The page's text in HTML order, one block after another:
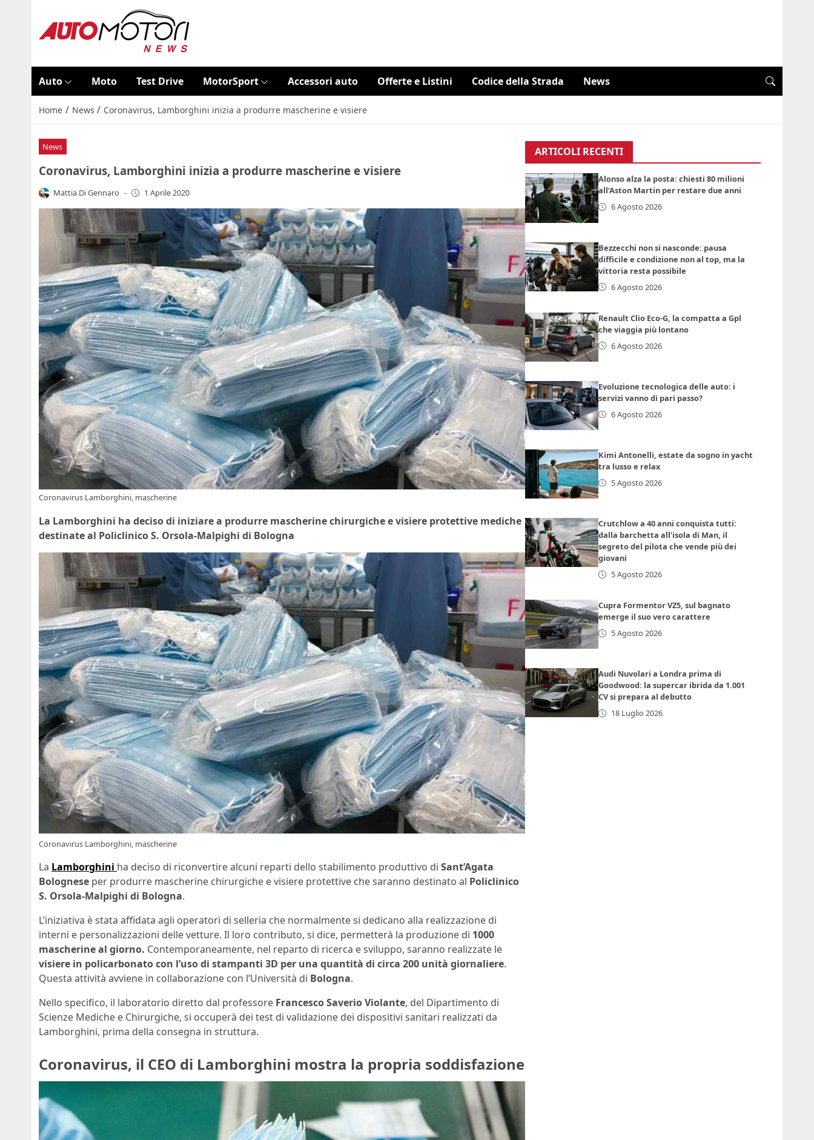
Auto Moto Test Drive MotorSport Accessori auto Offerte e Listini Codice della Strada News
Home / News / Coronavirus, Lamborghini inizia a produrre mascherine e visiere
News
Coronavirus, Lamborghini inizia a produrre mascherine e visiere
Mattia Di Gennaro - 1 Aprile 2020
Coronavirus Lamborghini, mascherine
La Lamborghini ha deciso di iniziare a produrre mascherine chirurgiche e visiere protettive mediche
destinate al Policlinico S. Orsola-Malpighi di Bologna
Coronavirus Lamborghini, mascherine
La Lamborghini ha deciso di riconvertire alcuni reparti dello stabilimento produttivo di Sant’Agata
Bolognese per produrre mascherine chirurgiche e visiere protettive che saranno destinato al Policlinico
S. Orsola-Malpighi di Bologna.
L’iniziativa è stata affidata agli operatori di selleria che normalmente si dedicano alla realizzazione di
interni e personalizzazioni delle vetture. Il loro contributo, si dice, permetterà la produzione di 1000
mascherine al giorno. Contemporaneamente, nel reparto di ricerca e sviluppo, saranno realizzate le
visiere in policarbonato con l’uso di stampanti 3D per una quantità di circa 200 unità giornaliere.
Questa attività avviene in collaborazione con l’Università di Bologna.
Nello specifico, il laboratorio diretto dal professore Francesco Saverio Violante, del Dipartimento di
Scienze Mediche e Chirurgiche, si occuperà dei test di validazione dei dispositivi sanitari realizzati da
Lamborghini, prima della consegna in struttura.
Coronavirus, il CEO di Lamborghini mostra la propria soddisfazione
ARTICOLI RECENTI
Alonso alza la posta: chiesti 80 milioni
all’Aston Martin per restare due anni
6 Agosto 2026
Bezzecchi non si nasconde: pausa
difficile e condizione non al top, ma la
vittoria resta possibile
6 Agosto 2026
Renault Clio Eco-G, la compatta a Gpl
che viaggia più lontano
6 Agosto 2026
Evoluzione tecnologica delle auto: i
servizi vanno di pari passo?
6 Agosto 2026
Kimi Antonelli, estate da sogno in yacht
tra lusso e relax
5 Agosto 2026
Crutchlow a 40 anni conquista tutti:
dalla barchetta all’isola di Man, il
segreto del pilota che vende più dei
giovani
5 Agosto 2026
Cupra Formentor VZ5, sul bagnato
emerge il suo vero carattere
5 Agosto 2026
Audi Nuvolari a Londra prima di
Goodwood: la supercar ibrida da 1.001
CV si prepara al debutto
18 Luglio 2026